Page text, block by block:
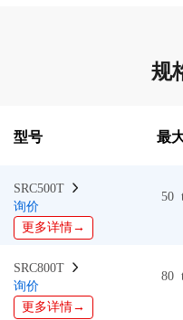
规
型号 最
SRC500T
询价
更多详情→
50
SRC800T
询价
更多详情→
80